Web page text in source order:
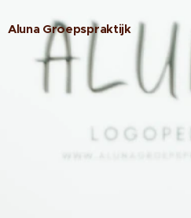
Aluna Groepspraktijk